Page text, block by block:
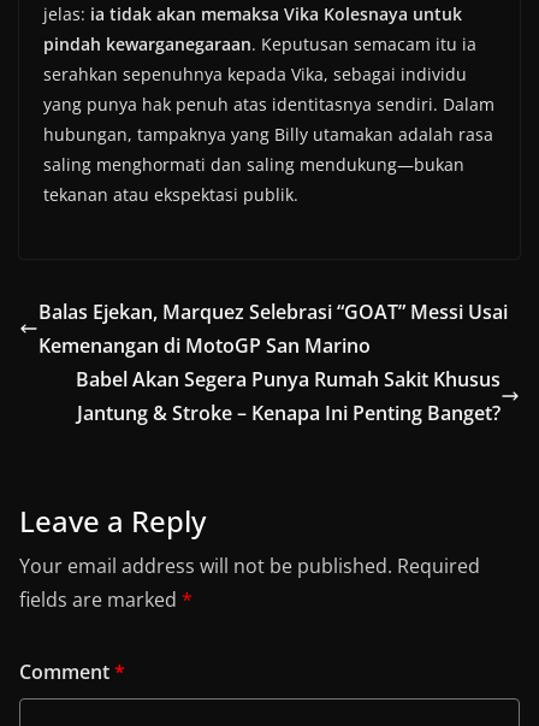
jelas: ia tidak akan memaksa Vika Kolesnaya untuk
pindah kewarganegaraan. Keputusan semacam itu ia
serahkan sepenuhnya kepada Vika, sebagai individu
yang punya hak penuh atas identitasnya sendiri. Dalam
hubungan, tampaknya yang Billy utamakan adalah rasa
saling menghormati dan saling mendukung—bukan
tekanan atau ekspektasi publik.
Balas Ejekan, Marquez Selebrasi “GOAT” Messi Usai
Kemenangan di MotoGP San Marino
Babel Akan Segera Punya Rumah Sakit Khusus
Jantung & Stroke – Kenapa Ini Penting Banget?
Leave a Reply
Your email address will not be published. Required
fields are marked *
Comment*